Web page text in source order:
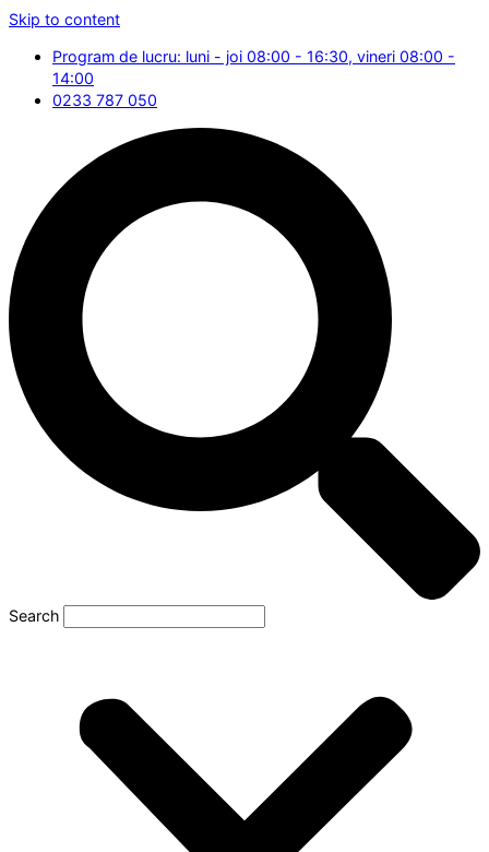
Skip to content
Program de lucru: luni - joi 08:00 - 16:30, vineri 08:00 -
14:00
0233 787 050
Search